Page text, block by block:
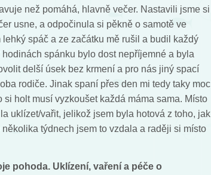
než pomáhá, hlavně večer. Nastavili jsme si
usne, a odpočinula si pěkně o samotě ve
spáč a ze začátku mě rušil a budil každý
spánku bylo dost nepříjemné a byla
delší úsek bez krmení a pro nás jiný spací
rodiče. Jinak spaní přes den mi tedy taky moc
holt musí vyzkoušet každá máma sama. Místo
uklízet/vařit, jelikož jsem byla hotová z toho, jak
týdnech jsem to vzdala a raději si místo
pohoda. Uklízení, vaření a péče o